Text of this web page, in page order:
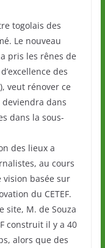
togolais des
Le nouveau
pris les rênes de
des
veut rénover ce
deviendra dans
dans la sous-
des lieux a
au cours
vision basée sur
du CETEF.
site, M. de Souza
construit il y a 40
alors que des